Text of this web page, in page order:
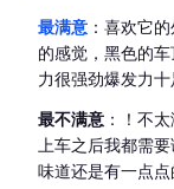
热，然后升上玻
最满意 ：喜欢它
的感觉，黑色的
力很强劲爆发力
觉算下来非常的
最不满意 ：！不
上车之后我都需
味道还是有一点